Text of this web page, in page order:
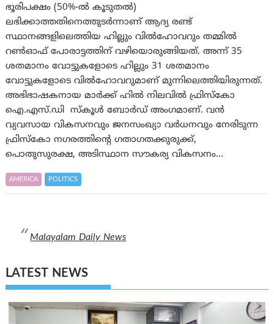
ഭൂരിപക്ഷം (50%-ൽ കൂടുതൽ)
ലഭിക്കാത്തതിനെത്തുടർന്നാണ് ആദ്യ രണ്ട്
സ്ഥാനങ്ങളിലെത്തിയ ഹില്ലും വിൽഹോവറും തമ്മിൽ
റൺഓഫ് പോരാട്ടത്തിന് വഴിയൊരുങ്ങിയത്. അന്ന് 35
ശതമാനം വോട്ടുകളോടെ ഹില്ലും 31 ശതമാനം
വോട്ടുകളോടെ വിൽഹോവറുമാണ് മുന്നിലെത്തിയിരുന്നത്.
അഭിഭാഷകനായ മാർക്ക് ഹിൽ നിലവിൽ ഫ്രിസ്കോ
ഐ.എസ്.ഡി സ്കൂൾ ബോർഡ് അംഗമാണ്. വൻ
വ്യവസായ വികസനവും ജനസംഖ്യാ വർധനവും നേരിടുന്ന
ഫ്രിസ്കോ നഗരത്തിന്റെ ഗതാഗതക്കുരുക്ക്,
പൊതുസുരക്ഷ, അടിസ്ഥാന സൗകര്യ വികസനം…
AMERICA POLITICS
Malayalam Daily News
LATEST NEWS